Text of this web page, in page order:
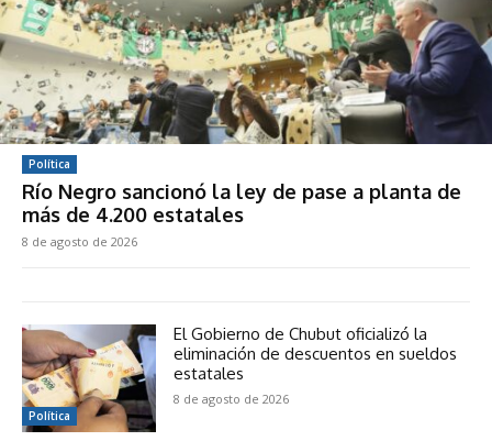
Política
Río Negro sancionó la ley de pase a planta de
más de 4.200 estatales
8 de agosto de 2026
Política
El Gobierno de Chubut oficializó la
eliminación de descuentos en sueldos
estatales
8 de agosto de 2026